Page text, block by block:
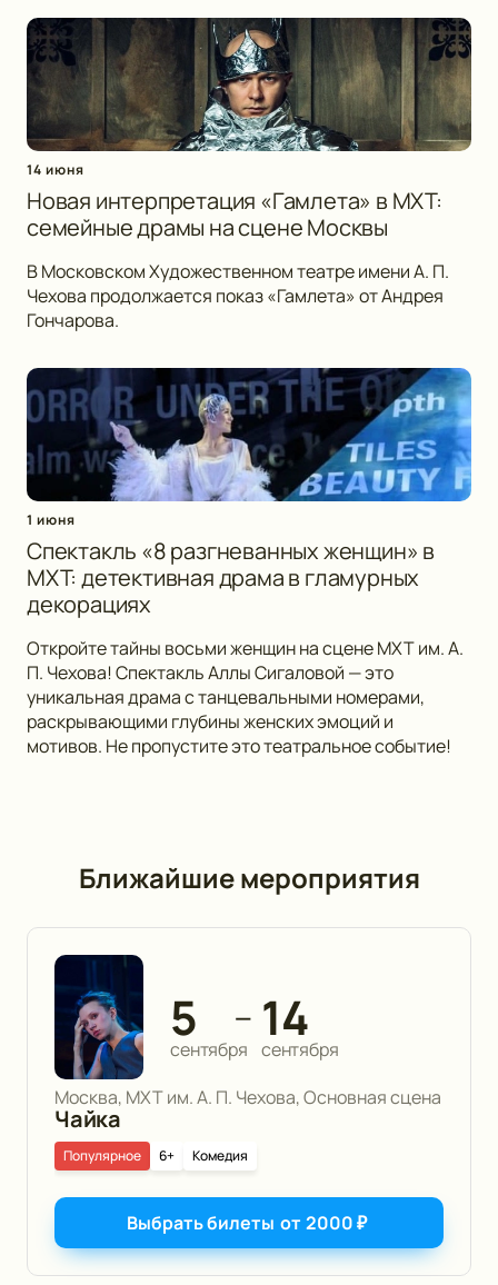
14 июня
Новая интерпретация «Гамлета» в МХТ:
семейные драмы на сцене Москвы
В Московском Художественном театре имени А. П.
Чехова продолжается показ «Гамлета» от Андрея
Гончарова.
1 июня
Спектакль «8 разгневанных женщин» в
МХТ: детективная драма в гламурных
декорациях
Откройте тайны восьми женщин на сцене МХТ им. А.
П. Чехова! Спектакль Аллы Сигаловой — это
уникальная драма с танцевальными номерами,
раскрывающими глубины женских эмоций и
мотивов. Не пропустите это театральное событие!
Ближайшие мероприятия
5
сентября
— 14
сентября
Москва, МХТ им. А. П. Чехова, Основная сцена
Чайка
6+ Комедия
Популярное
Выбрать билеты от2000₽